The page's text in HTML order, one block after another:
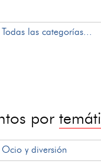
Todas las categorías...
por
Ocio y diversión